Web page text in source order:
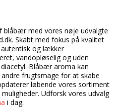
blåbær med vores nøje udvalgte
Skabt med fokus på kvalitet
og lækker
vandopløselig og uden
Blåbær aroma kan
frugtsmage for at skabe
løbende vores sortiment
Udforsk vores udvalg
i dag.